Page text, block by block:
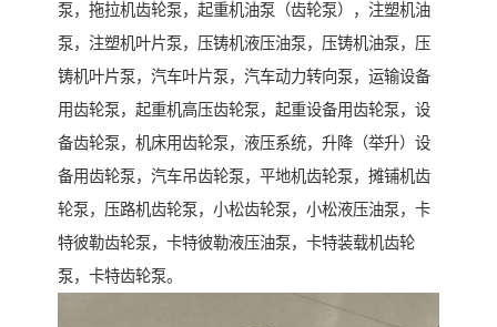
泵，拖拉机齿轮泵，起重机油泵（齿轮泵），注塑机油
泵，注塑机叶片泵，压铸机液压油泵，压铸机油泵，压
铸机叶片泵，汽车叶片泵，汽车动力转向泵，运输设备
用齿轮泵，起重机高压齿轮泵，起重设备用齿轮泵，设
备齿轮泵，机床用齿轮泵，液压系统，升降（举升）设
备用齿轮泵，汽车吊齿轮泵，平地机齿轮泵，摊铺机齿
轮泵，压路机齿轮泵，小松齿轮泵，小松液压油泵，卡
特彼勒齿轮泵，卡特彼勒液压油泵，卡特装载机齿轮
泵，卡特齿轮泵。